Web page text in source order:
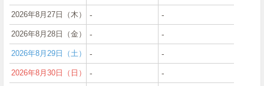
2026年8月27日（木） ‐ ‐
2026年8月28日（金） ‐ ‐
2026年8月29日（土） ‐ ‐
2026年8月30日（日） ‐ ‐